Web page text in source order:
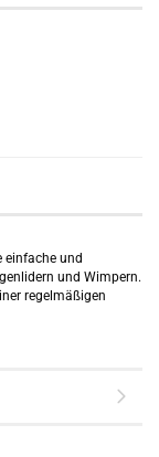
einfache und
und Wimpern.
regelmäßigen